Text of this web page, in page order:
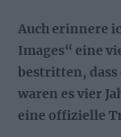
Auch erinnere
Images“ eine
bestritten, dass
waren es vier
eine offizielle